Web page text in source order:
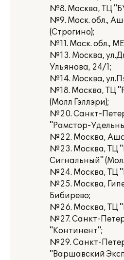
№8. Москва, ТЦ
№9. Моск. обл.,
(Строгино);
№11. Моск. обл.,
№13. Москва,
Ульянова, 24/1;
№14. Москва,
№18. Москва, ТЦ
(Молл Гэллэри);
№20. Санкт-
"Рамстор-
№22. Москва,
№23. Москва, ТЦ
Сигнальный"
№24. Москва, ТЦ
№25. Москва,
Бибирево;
№26. Москва, ТЦ
№27. Санкт-
"Континент";
№29. Санкт-
"Варшавский